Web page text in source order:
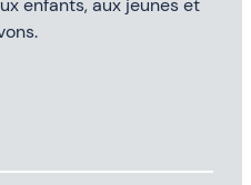
enfants, aux jeunes et